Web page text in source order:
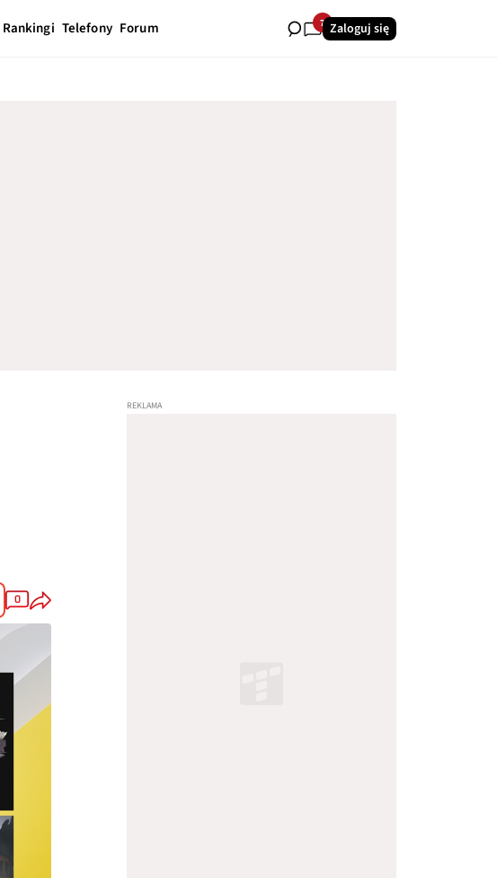
Rankingi Telefony Forum 7 Zaloguj się
0